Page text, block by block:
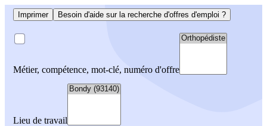
Imprimer Besoin d'aide sur la recherche d'offres d'emploi ?
Métier, compétence, mot-clé, numéro d'offre
Lieu de travail